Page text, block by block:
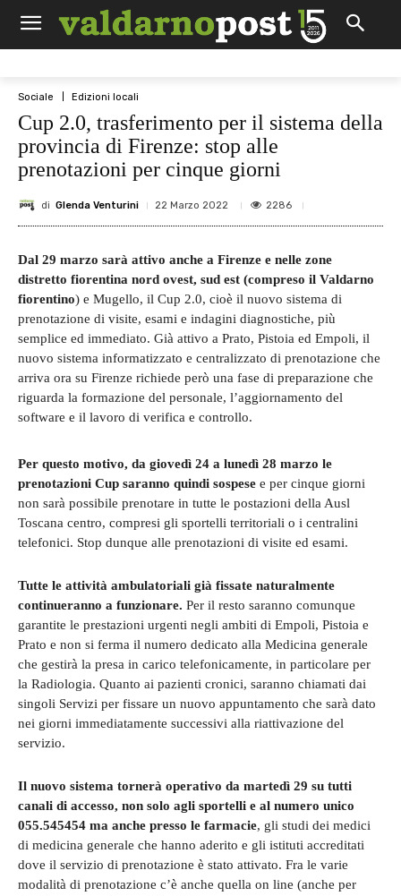
Sociale Edizioni locali
Cup 2.0, trasferimento per il sistema della
provincia di Firenze: stop alle
prenotazioni per cinque giorni
di Glenda Venturini 22 Marzo 2022 2286
Dal 29 marzo sarà attivo anche a Firenze e nelle zone
distretto fiorentina nord ovest, sud est (compreso il Valdarno
fiorentino) e Mugello, il Cup 2.0, cioè il nuovo sistema di
prenotazione di visite, esami e indagini diagnostiche, più
semplice ed immediato. Già attivo a Prato, Pistoia ed Empoli, il
nuovo sistema informatizzato e centralizzato di prenotazione che
arriva ora su Firenze richiede però una fase di preparazione che
riguarda la formazione del personale, l’aggiornamento del
software e il lavoro di verifica e controllo.
Per questo motivo, da giovedì 24 a lunedì 28 marzo le
prenotazioni Cup saranno quindi sospese e per cinque giorni
non sarà possibile prenotare in tutte le postazioni della Ausl
Toscana centro, compresi gli sportelli territoriali o i centralini
telefonici. Stop dunque alle prenotazioni di visite ed esami.
Tutte le attività ambulatoriali già fissate naturalmente
continueranno a funzionare. Per il resto saranno comunque
garantite le prestazioni urgenti negli ambiti di Empoli, Pistoia e
Prato e non si ferma il numero dedicato alla Medicina generale
che gestirà la presa in carico telefonicamente, in particolare per
la Radiologia. Quanto ai pazienti cronici, saranno chiamati dai
singoli Servizi per fissare un nuovo appuntamento che sarà dato
nei giorni immediatamente successivi alla riattivazione del
servizio.
Il nuovo sistema tornerà operativo da martedì 29 su tutti
canali di accesso, non solo agli sportelli e al numero unico
055.545454 ma anche presso le farmacie, gli studi dei medici
di medicina generale che hanno aderito e gli istituti accreditati
dove il servizio di prenotazione è stato attivato. Fra le varie
modalità di prenotazione c’è anche quella on line (anche per